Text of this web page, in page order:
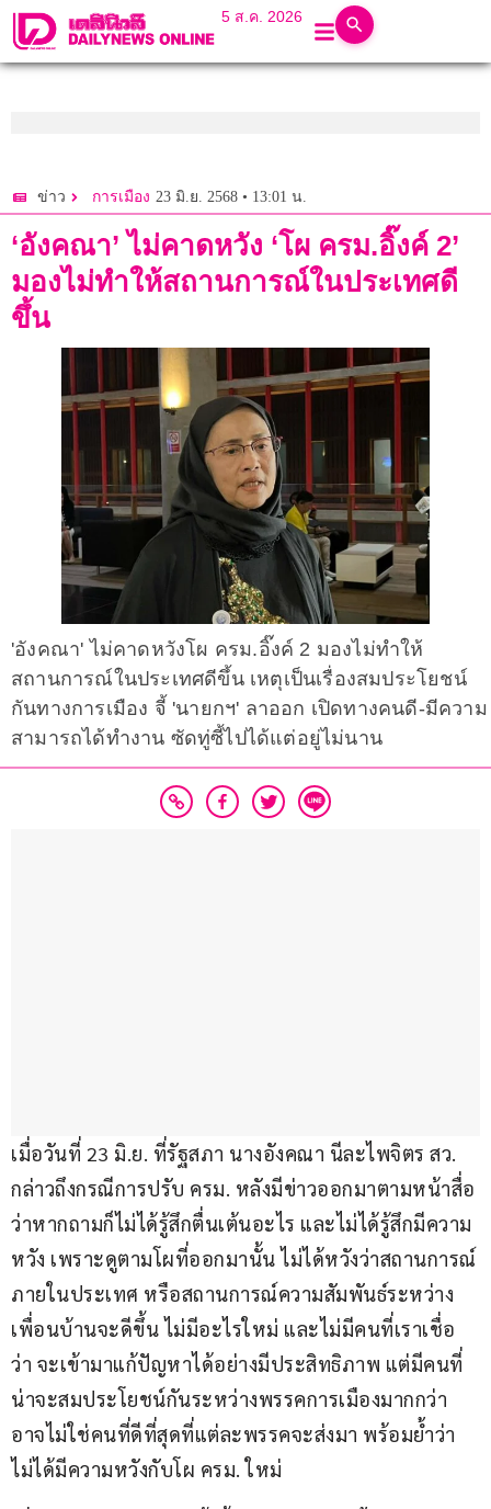
5 ส.ค. 2026
ข่าว การเมือง 23 มิ.ย. 2568 • 13:01 น.
‘อังคณา’ ไม่คาดหวัง ‘โผ ครม.อิ๊งค์ 2’
มองไม่ทำให้สถานการณ์ในประเทศดี
ขึ้น
'อังคณา' ไม่คาดหวังโผ ครม.อิ๊งค์ 2 มองไม่ทำให้
สถานการณ์ในประเทศดีขึ้น เหตุเป็นเรื่องสมประโยชน์
กันทางการเมือง จี้ 'นายกฯ' ลาออก เปิดทางคนดี-มีความ
สามารถได้ทำงาน ซัดทู่ซี้ไปได้แต่อยู่ไม่นาน
เมื่อวันที่ 23 มิ.ย. ที่รัฐสภา นางอังคณา นีละไพจิตร สว.
กล่าวถึงกรณีการปรับ ครม. หลังมีข่าวออกมาตามหน้าสื่อ
ว่าหากถามก็ไม่ได้รู้สึกตื่นเต้นอะไร และไม่ได้รู้สึกมีความ
หวัง เพราะดูตามโผที่ออกมานั้น ไม่ได้หวังว่าสถานการณ์
ภายในประเทศ หรือสถานการณ์ความสัมพันธ์ระหว่าง
เพื่อนบ้านจะดีขึ้น ไม่มีอะไรใหม่ และไม่มีคนที่เราเชื่อ
ว่า จะเข้ามาแก้ปัญหาได้อย่างมีประสิทธิภาพ แต่มีคนที่
น่าจะสมประโยชน์กันระหว่างพรรคการเมืองมากกว่า
อาจไม่ใช่คนที่ดีที่สุดที่แต่ละพรรคจะส่งมา พร้อมย้ำว่า
ไม่ได้มีความหวังกับโผ ครม. ใหม่